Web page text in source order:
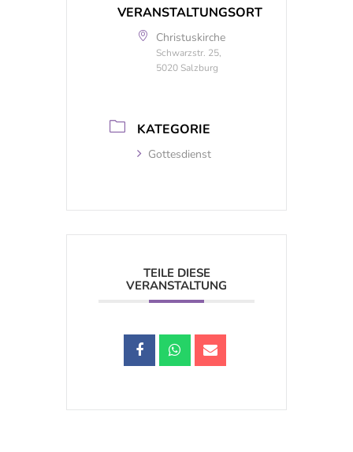
VERANSTALTUNGSORT
Christuskirche
Schwarzstr. 25,
5020 Salzburg
KATEGORIE
Gottesdienst
TEILE DIESE
VERANSTALTUNG